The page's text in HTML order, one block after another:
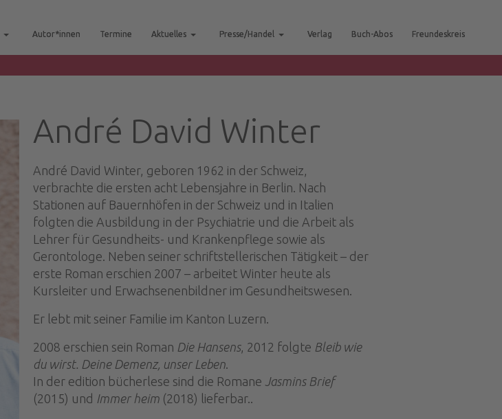
Autor*innen Termine Aktuelles Presse/Handel Verlag Buch-Abos Freundeskreis
André David Winter
André David Winter, geboren 1962 in der Schweiz,
verbrachte die ersten acht Lebensjahre in Berlin. Nach
Stationen auf Bauernhöfen in der Schweiz und in Italien
folgten die Ausbildung in der Psychiatrie und die Arbeit als
Lehrer für Gesundheits- und Krankenpflege sowie als
Gerontologe. Neben seiner schriftstellerischen Tätigkeit – der
erste Roman erschien 2007 – arbeitet Winter heute als
Kursleiter und Erwachsenenbildner im Gesundheitswesen.
Er lebt mit seiner Familie im Kanton Luzern.
2008 erschien sein Roman Die Hansens, 2012 folgte Bleib wie
du wirst. Deine Demenz, unser Leben.
In der edition bücherlese sind die Romane Jasmins Brief
(2015) und Immer heim (2018) lieferbar..